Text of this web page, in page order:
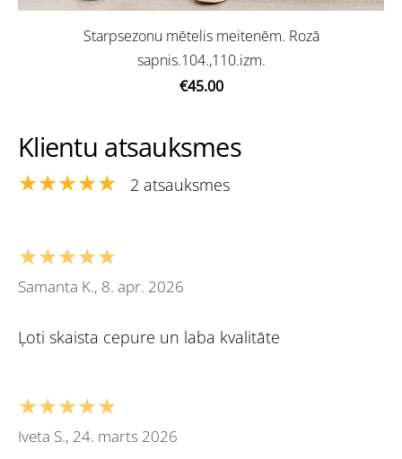
Starpsezonu mētelis meitenēm. Rozā
sapnis.104.,110.izm.
€45.00
Klientu atsauksmes
★★★★★ 2 atsauksmes
★★★★★
Samanta K., 8. apr. 2026
Ļoti skaista cepure un laba kvalitāte
★★★★★
Iveta S., 24. marts 2026